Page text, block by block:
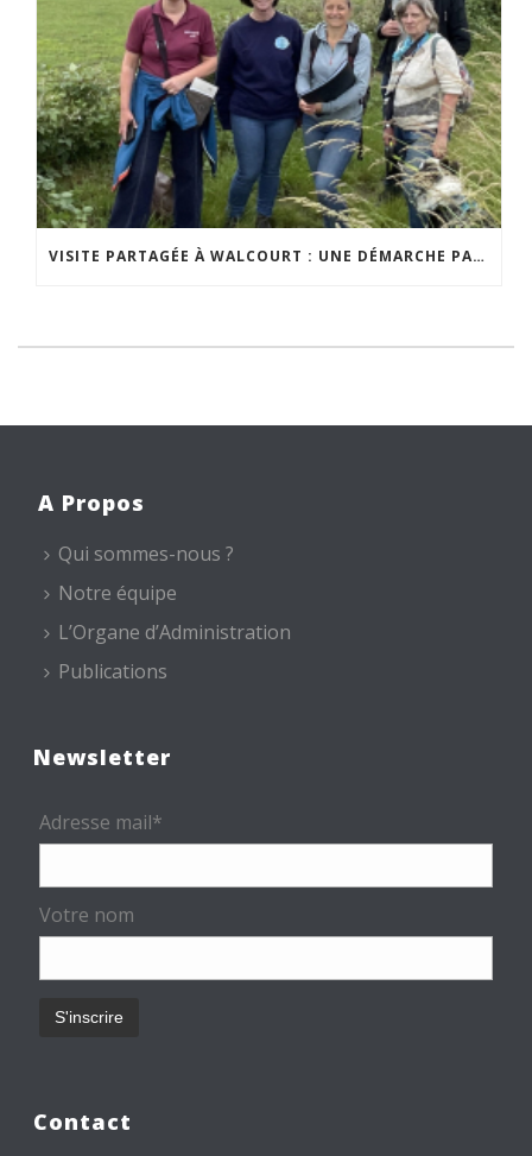
VISITE PARTAGÉE À WALCOURT : UNE DÉMARCHE PARTICIPATIVE ANIMÉE PAR ESPACE ENVIRONNEMENT
A Propos
Qui sommes-nous ?
Notre équipe
L’Organe d’Administration
Publications
Newsletter
Adresse mail*
Votre nom
Contact